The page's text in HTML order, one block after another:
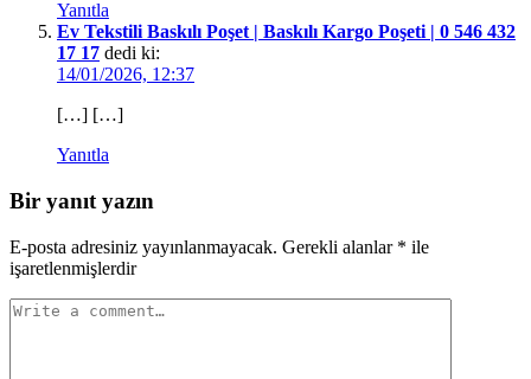
Yanıtla
Ev Tekstili Baskılı Poşet | Baskılı Kargo Poşeti | 0 546 432
17 17 dedi ki:
14/01/2026, 12:37
[…] […]
Yanıtla
Bir yanıt yazın
E-posta adresiniz yayınlanmayacak. Gerekli alanlar * ile
işaretlenmişlerdir